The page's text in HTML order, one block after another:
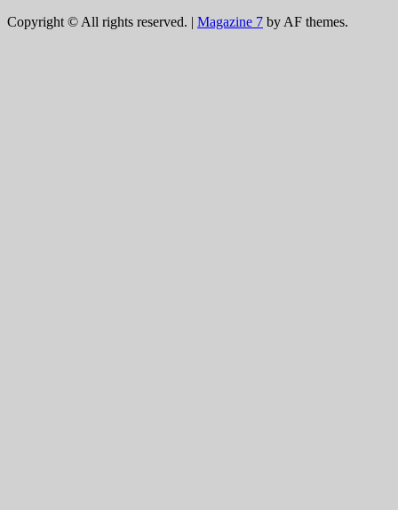
Copyright © All rights reserved. | Magazine 7 by AF themes.